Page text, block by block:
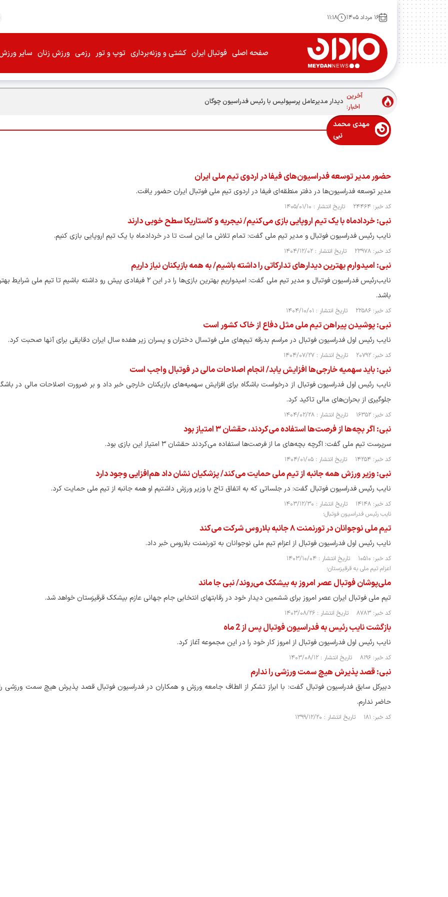
۱۶ مرداد ۱۴۰۵ ۱۱:۱۸
صفحه اصلی فوتبال ایران کشتی و وزنه‌برداری توپ و تور رزمی ورزش زنان سایر
آخرین
اخبار:
دیدار مدیرعامل پرسپولیس با رئیس فدراسیون چوگان
مهدی محمد
نبی
حضور مدیر توسعه فدراسیون‌های فیفا در اردوی تیم ملی ایران
مدیر توسعه فدراسیون‌ها در دفتر منطقه‌ای فیفا در اردوی تیم ملی فوتبال ایران حضور یافت.
کد خبر: ۲۴۴۶۴ تاریخ انتشار : ۱۴۰۵/۰۱/۱۰
نبی: خردادماه با یک تیم اروپایی بازی می‌کنیم/ نیجریه و کاستاریکا سطح خوبی دارند
نایب رئیس فدراسیون فوتبال و مدیر تیم ملی گفت: تمام تلاش ما این است تا در خردادماه با یک تیم اروپایی بازی کنیم.
کد خبر: ۲۳۹۷۸ تاریخ انتشار : ۱۴۰۴/۱۲/۰۲
نبی: امیدوارم بهترین دیدارهای تدارکاتی را داشته باشیم/ به همه بازیکنان نیاز داریم
نایب‌رئیس فدراسیون فوتبال و مدیر تیم ملی گفت: امیدواریم بهترین بازی‌ها را در این ۲ فیفادی پیش رو داشته باشیم تا تیم
باشد.
کد خبر: ۲۲۵۸۶ تاریخ انتشار : ۱۴۰۴/۱۰/۰۱
نبی: پوشیدن پیراهن تیم ملی مثل دفاع از خاک کشور است
نایب رئیس اول فدراسیون فوتبال در مراسم بدرقه تیم‌های ملی فوتسال دختران و پسران زیر هفده سال ایران دقایقی برای آنها صحبت کرد.‌
کد خبر: ۲۰۷۹۲ تاریخ انتشار : ۱۴۰۴/۰۷/۲۷
نبی: باید سهمیه خارجی‌ها افزایش یابد/ انجام اصلاحات مالی در فوتبال واجب است
نایب رئیس اول فدراسیون فوتبال از درخواست باشگاه برای افزایش سهمیه‌های بازیکنان خارجی خبر داد و بر ضرورت اصلاحات مالی در
جلوگیری از بحران‌های مالی تاکید کرد.
کد خبر: ۱۶۳۵۲ تاریخ انتشار : ۱۴۰۴/۰۲/۲۸
نبی: اگر بچه‌ها از فرصت‌ها استفاده می‌کردند، حقشان ۳ امتیاز بود
سرپرست تیم ملی گفت: اگرچه بچه‌های ما از فرصت‌ها استفاده‌ می‌کردند حقشان ۳ امتیاز این بازی بود.
کد خبر: ۱۴۲۵۴ تاریخ انتشار : ۱۴۰۴/۰۱/۰۵
نبی: وزیر ورزش همه جانبه از تیم ملی حمایت می‌کند/ پزشکیان نشان داد هم‌افزایی وجود دارد
نایب رئیس فدراسیون فوتبال گفت: در جلساتی که به اتفاق تاج با وزیر ورزش داشتیم او همه جانبه از تیم ملی حمایت کرد.
کد خبر: ۱۴۱۴۸ تاریخ انتشار : ۱۴۰۳/۱۲/۳۰
نایب رئیس فدراسیون فوتبال؛
تیم ملی نوجوانان در تورنمنت ۸ جانبه بلاروس شرکت می‌کند
نایب رئیس اول فدراسیون فوتبال از اعزام تیم ملی نوجوانان به تورنمنت بلاروس خبر داد.
کد خبر: ۱۰۵۱۰ تاریخ انتشار : ۱۴۰۳/۱۰/۰۴
اعزام تیم ملی به قرقیزستان؛
ملی‌پوشان فوتبال عصر امروز به بیشکک می‌روند/ نبی جا ماند
تیم ملی فوتبال ایران عصر امروز برای ششمین دیدار خود در رقابتهای انتخابی جام جهانی عازم بیشکک قرقیزستان خواهد شد.
کد خبر: ۸۷۸۳ تاریخ انتشار : ۱۴۰۳/۰۸/۲۶
بازگشت نایب رئیس به فدراسیون فوتبال پس از 2 ماه
نایب رئیس اول فدراسیون فوتبال از امروز کار خود را در این مجموعه آغاز کرد.
کد خبر: ۸۱۹۶ تاریخ انتشار : ۱۴۰۳/۰۸/۱۲
نبی: قصد پذیرش هیچ سمت ورزشی را ندارم
دبیرکل سابق فدراسیون فوتبال گفت: با ابراز تشکر از الطاف جامعه ورزش و همکاران در فدراسیون فوتبال قصد پذیرش هیچ سمت ورزشی
حاضر ندارم.
کد خبر: ۱۸۱ تاریخ انتشار : ۱۳۹۹/۱۲/۲۰
می‌کند! + فیلم